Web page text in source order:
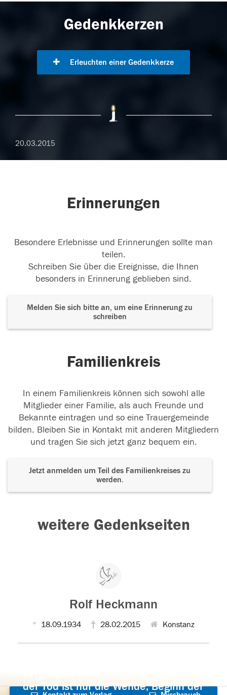
Gedenkkerzen
Erleuchten einer Gedenkkerze
20.03.2015
Erinnerungen
Besondere Erlebnisse und Erinnerungen sollte man
teilen.
Schreiben Sie über die Ereignisse, die Ihnen
besonders in Erinnerung geblieben sind.
Melden Sie sich bitte an, um eine Erinnerung zu
schreiben
Familienkreis
In einem Familienkreis können sich sowohl alle
Mitglieder einer Familie, als auch Freunde und
Bekannte eintragen und so eine Trauergemeinde
bilden. Bleiben Sie in Kontakt mit anderen Mitgliedern
und tragen Sie sich jetzt ganz bequem ein.
Jetzt anmelden um Teil des Familienkreises zu
werden.
weitere Gedenkseiten
Rolf Heckmann
18.09.1934 28.02.2015 Konstanz
der Tod ist nur die Wende, Beginn der